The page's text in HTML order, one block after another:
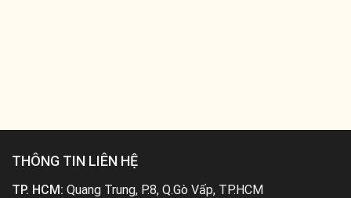
THÔNG TIN LIÊN HỆ
TP. HCM: Quang Trung, P.8, Q.Gò Vấp, TP.HCM